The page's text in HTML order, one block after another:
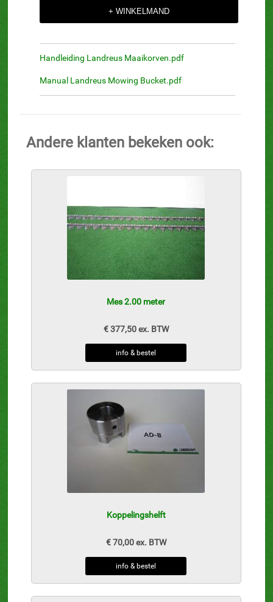
Handleiding Landreus Maaikorven.pdf
Manual Landreus Mowing Bucket.pdf
Andere klanten bekeken ook:
Mes 2.00 meter
€ 377,50 ex. BTW
info & bestel
Koppelingshelft
€ 70,00 ex. BTW
info & bestel